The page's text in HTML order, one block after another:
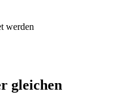
werden
gleichen